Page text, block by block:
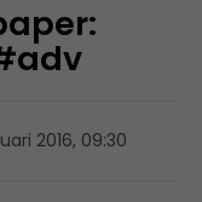
2016, 09:30